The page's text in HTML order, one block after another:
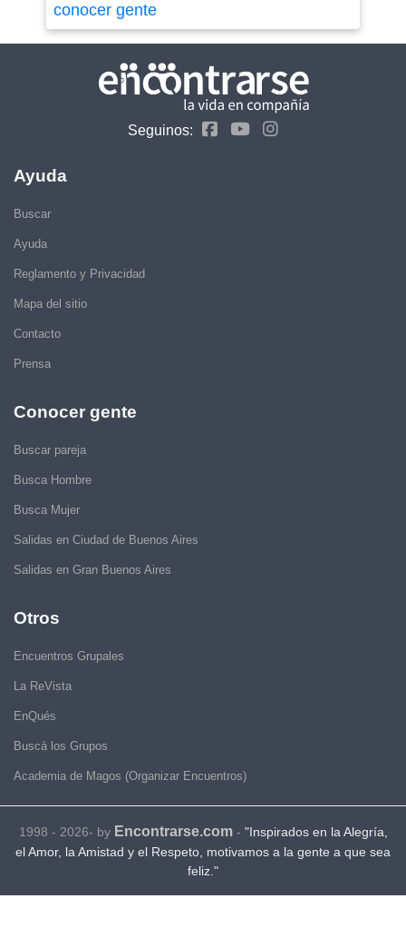
conocer gente
Seguinos:
Ayuda
Buscar
Ayuda
Reglamento y Privacidad
Mapa del sitio
Contacto
Prensa
Conocer gente
Buscar pareja
Busca Hombre
Busca Mujer
Salidas en Ciudad de Buenos Aires
Salidas en Gran Buenos Aires
Otros
Encuentros Grupales
La ReVista
EnQués
Buscá los Grupos
Academia de Magos (Organizar Encuentros)
1998 - 2026- by Encontrarse.com- "Inspirados en la Alegría,
el Amor, la Amistad y el Respeto, motivamos a la gente a que sea
feliz."